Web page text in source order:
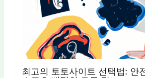
최고의 토토사이트 선택법: 안